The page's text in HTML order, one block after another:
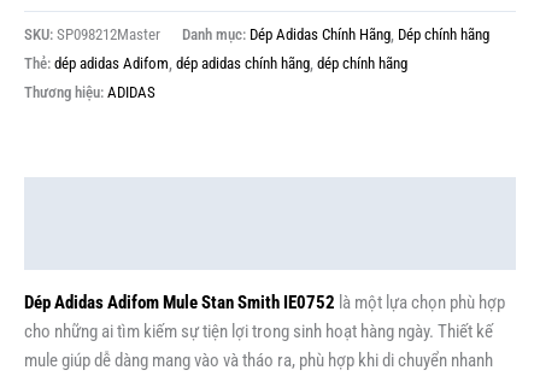
SKU: SP098212Master Danh mục: Dép Adidas Chính Hãng Dép chính hãng
Thẻ: dép adidas Adifom dép adidas chính hãng dép chính hãng
Thương hiệu: ADIDAS
Dép Adidas Adifom Mule Stan Smith IE0752 là một lựa chọn phù hợp
cho những ai tìm kiếm sự tiện lợi trong sinh hoạt hàng ngày. Thiết kế
mule giúp dễ dàng mang vào và tháo ra, phù hợp khi di chuyển nhanh